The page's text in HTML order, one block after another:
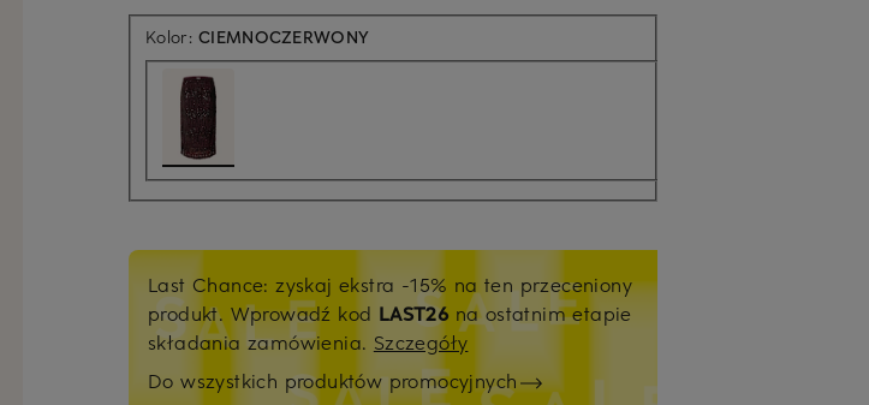
Kolor:CIEMNOCZERWONY
Last Chance: zyskaj ekstra -15% na ten przeceniony
produkt. Wprowadź kod LAST26 na ostatnim etapie
składania zamówienia. Szczegóły
Do wszystkich produktów promocyjnych